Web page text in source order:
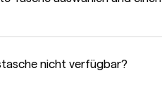
nicht verfügbar?